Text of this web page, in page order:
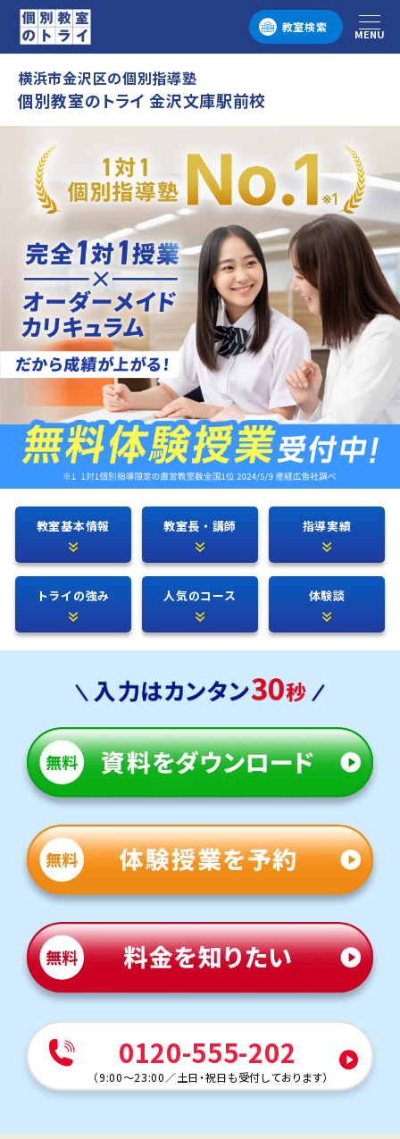
教室検索
メニュー
MENU
横浜市金沢区の個別指導塾
個別教室のトライ 金沢文庫駅前校
教室基本情報 教室長・講師 指導実績
トライの強み 人気のコース 体験談
0120-555-202
（9:00～23:00 ／土日・祝日も受付しております）